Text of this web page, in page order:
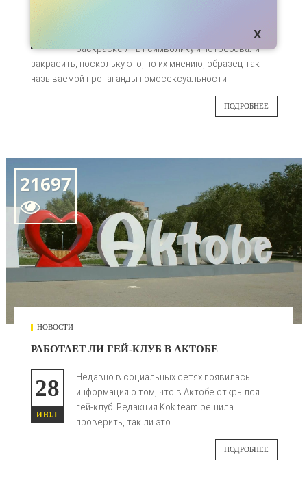
29
домом. Жители усмотрели в семицветной
раскраске ЛГБТ-символику и потребовали
закрасить, поскольку это, по их мнению, образец так
называемой пропаганды гомосексуальности.
ПОДРОБНЕЕ
21697

НОВОСТИ
РАБОТАЕТ ЛИ ГЕЙ-КЛУБ В АКТОБЕ
28
ИЮЛ
Недавно в социальных сетях появилась
информация о том, что в Актобе открылся
гей-клуб. Редакция Kok.team решила
проверить, так ли это.
ПОДРОБНЕЕ